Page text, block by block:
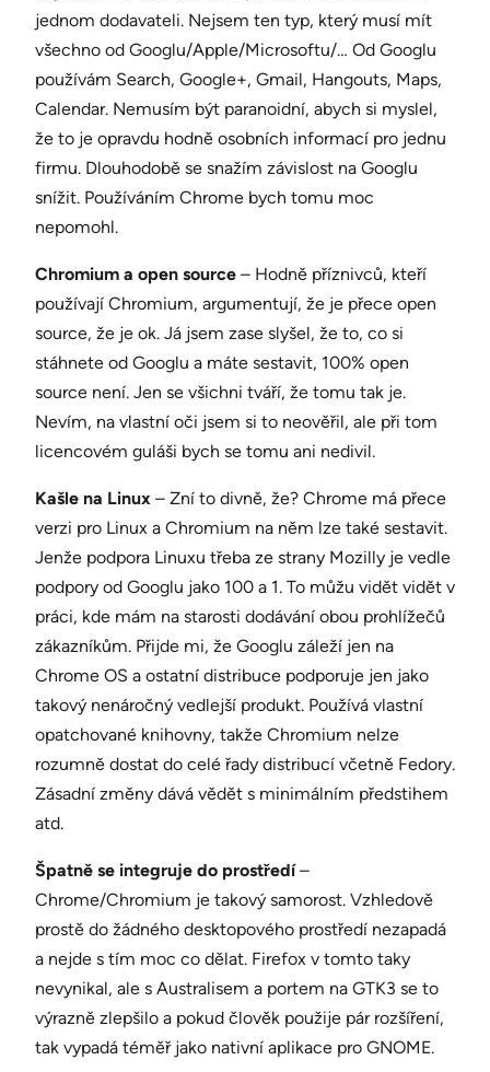
jednom dodavateli. Nejsem ten typ, který musí mít
všechno od Googlu/Apple/Microsoftu/… Od Googlu
používám Search, Google+, Gmail, Hangouts, Maps,
Calendar. Nemusím být paranoidní, abych si myslel,
že to je opravdu hodně osobních informací pro jednu
firmu. Dlouhodobě se snažím závislost na Googlu
snížit. Používáním Chrome bych tomu moc
nepomohl.
Chromium a open source – Hodně příznivců, kteří
používají Chromium, argumentují, že je přece open
source, že je ok. Já jsem zase slyšel, že to, co si
stáhnete od Googlu a máte sestavit, 100% open
source není. Jen se všichni tváří, že tomu tak je.
Nevím, na vlastní oči jsem si to neověřil, ale při tom
licencovém guláši bych se tomu ani nedivil.
Kašle na Linux – Zní to divně, že? Chrome má přece
verzi pro Linux a Chromium na něm lze také sestavit.
Jenže podpora Linuxu třeba ze strany Mozilly je vedle
podpory od Googlu jako 100 a 1. To můžu vidět vidět v
práci, kde mám na starosti dodávání obou prohlížečů
zákazníkům. Přijde mi, že Googlu záleží jen na
Chrome OS a ostatní distribuce podporuje jen jako
takový nenáročný vedlejší produkt. Používá vlastní
opatchované knihovny, takže Chromium nelze
rozumně dostat do celé řady distribucí včetně Fedory.
Zásadní změny dává vědět s minimálním předstihem
atd.
Špatně se integruje do prostředí–
Chrome/Chromium je takový samorost. Vzhledově
prostě do žádného desktopového prostředí nezapadá
a nejde s tím moc co dělat. Firefox v tomto taky
nevynikal, ale s Australisem a portem na GTK3 se to
výrazně zlepšilo a pokud člověk použije pár rozšíření,
tak vypadá téměř jako nativní aplikace pro GNOME.